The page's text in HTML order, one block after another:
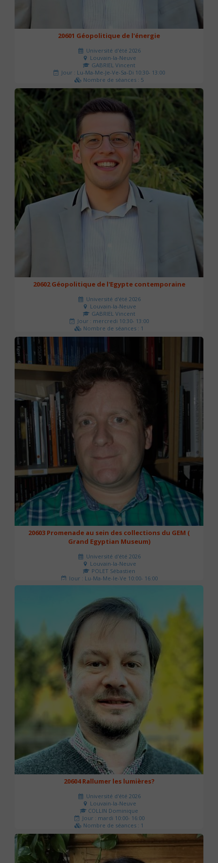
20601 Géopolitique de l'énergie
Université d'été 2026
Louvain-la-Neuve
GABRIEL Vincent
Jour : Lu-Ma-Me-Je-Ve-Sa-Di 10:30- 13:00
Nombre de séances : 5
120 €
20602 Géopolitique de l'Egypte contemporaine
Université d'été 2026
Louvain-la-Neuve
GABRIEL Vincent
Jour : mercredi 10:30- 13:00
Nombre de séances : 1
21 €
20603 Promenade au sein des collections du GEM (
Grand Egyptian Museum)
Université d'été 2026
Louvain-la-Neuve
POLET Sébastien
Jour : Lu-Ma-Me-Je-Ve 10:00- 16:00
Nombre de séances : 2
20604 Rallumer les lumières?
Université d'été 2026
Louvain-la-Neuve
COLLIN Dominique
Jour : mardi 10:00- 16:00
Nombre de séances : 1
60 €